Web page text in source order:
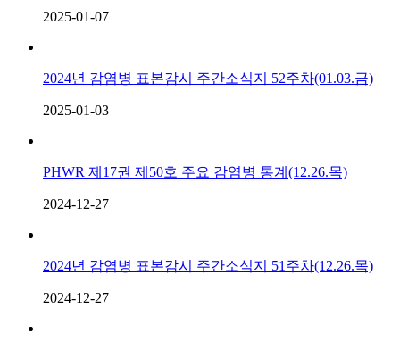
2025-01-07
2024년 감염병 표본감시 주간소식지 52주차(01.03.금)
2025-01-03
PHWR 제17권 제50호 주요 감염병 통계(12.26.목)
2024-12-27
2024년 감염병 표본감시 주간소식지 51주차(12.26.목)
2024-12-27